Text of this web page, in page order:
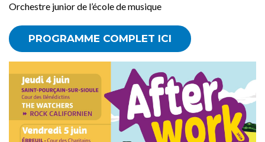
Orchestre junior de l’école de musique
PROGRAMME COMPLET ICI